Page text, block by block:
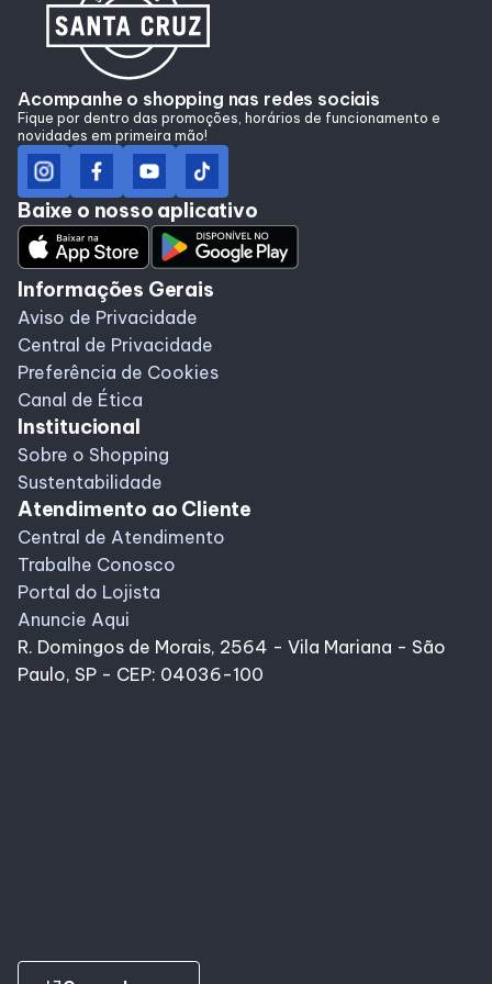
Lojas
Alimentação
Programa de benefícios
Acompanhe o shopping nas redes sociais
Fique por dentro das promoções, horários de funcionamento e
novidades em primeira mão!
Baixe o nosso aplicativo
Informações Gerais
Aviso de Privacidade
Central de Privacidade
Preferência de Cookies
Canal de Ética
Institucional
Sobre o Shopping
Sustentabilidade
Atendimento ao Cliente
Central de Atendimento
Trabalhe Conosco
Portal do Lojista
Anuncie Aqui
R. Domingos de Morais, 2564 - Vila Mariana - São
Paulo, SP - CEP: 04036-100